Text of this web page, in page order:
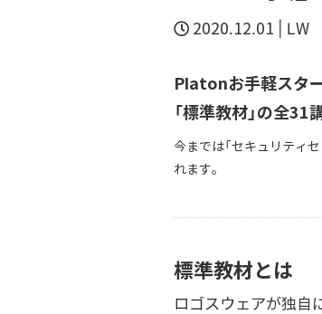
2020.12.01 | LW
Platonお手軽スタ
「標準教材」の全31
今までは「セキュリティ
れます。
標準教材とは
ロゴスウェアが独自